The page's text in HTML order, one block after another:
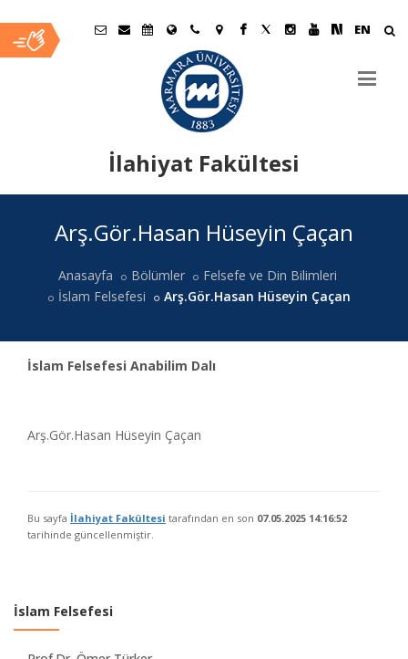
EN
İlahiyat Fakültesi
İçerikArş.Gör.Hasan Hüseyin Çaçan
Anasayfa Bölümler
Felsefe ve Din Bilimleri
İslam Felsefesi
Arş.Gör.Hasan Hüseyin Çaçan
İslam Felsefesi Anabilim Dalı
Arş.Gör.Hasan Hüseyin Çaçan
Bu sayfa İlahiyat Fakültesi tarafından en son 07.05.2025 14:16:52
tarihinde güncellenmiştir.
İslam Felsefesi